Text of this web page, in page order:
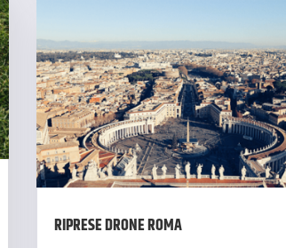
RIPRESE DRONE ROMA